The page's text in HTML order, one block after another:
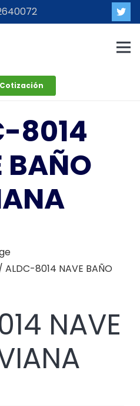
Cotización
8014
BAÑO
ALDC-8014 NAVE BAÑO
NAVE